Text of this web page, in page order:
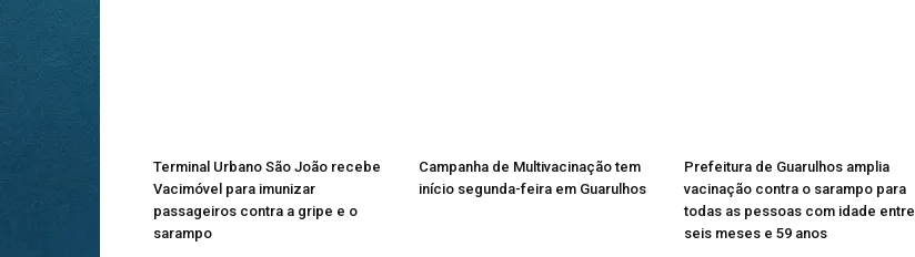
Terminal Urbano São João recebe
Vacimóvel para imunizar
passageiros contra a gripe e o
sarampo
Campanha de Multivacinação tem
início segunda-feira em Guarulhos
Prefeitura de Guarulhos amplia
vacinação contra o sarampo para
todas as pessoas com idade entre
seis meses e 59 anos